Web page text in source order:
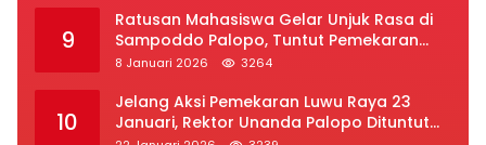
9
Ratusan Mahasiswa Gelar Unjuk Rasa di
Sampoddo Palopo, Tuntut Pemekaran
Provinsi Luwu Raya
8 Januari 2026 3264
10
Jelang Aksi Pemekaran Luwu Raya 23
Januari, Rektor Unanda Palopo Dituntut